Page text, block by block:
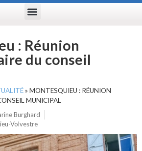
: Réunion
du conseil
» MONTESQUIEU : RÉUNION
MUNICIPAL
Burghard
Volvestre